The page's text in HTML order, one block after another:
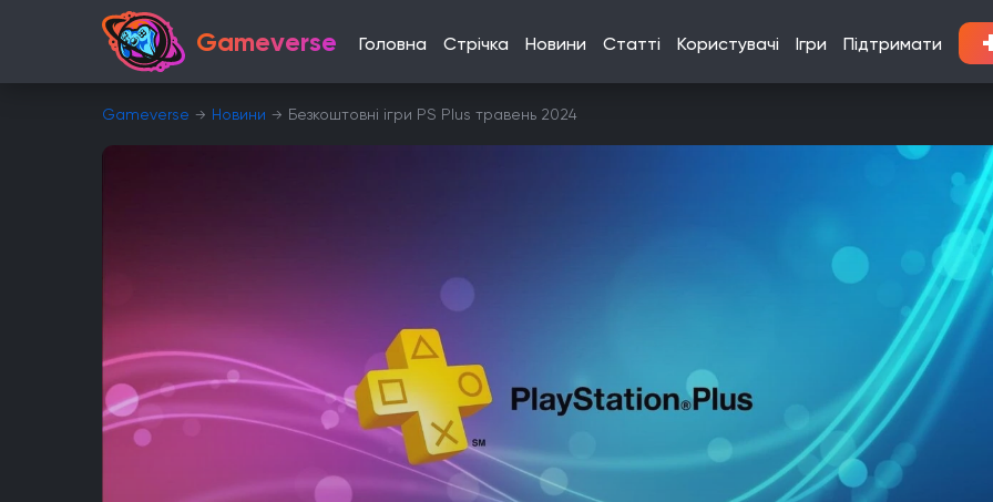
Gameverse Головна Стрічка Новини Статті Користувачі Ігри Підтримати
Gameverse Новини Безкоштовні ігри PS Plus травень 2024